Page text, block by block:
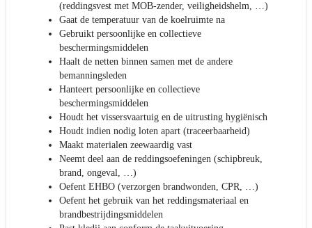
(reddingsvest met MOB-zender, veiligheidshelm, …)
Gaat de temperatuur van de koelruimte na
Gebruikt persoonlijke en collectieve
beschermingsmiddelen
Haalt de netten binnen samen met de andere
bemanningsleden
Hanteert persoonlijke en collectieve
beschermingsmiddelen
Houdt het vissersvaartuig en de uitrusting hygiënisch
Houdt indien nodig loten apart (traceerbaarheid)
Maakt materialen zeewaardig vast
Neemt deel aan de reddingsoefeningen (schipbreuk,
brand, ongeval, …)
Oefent EHBO (verzorgen brandwonden, CPR, …)
Oefent het gebruik van het reddingsmateriaal en
brandbestrijdingsmiddelen